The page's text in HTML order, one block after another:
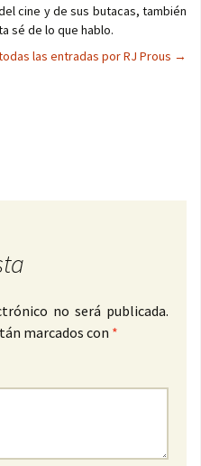
cine y de sus butacas, también
sé de lo que hablo.
las entradas por RJ Prous →
no será publicada.
marcados con *